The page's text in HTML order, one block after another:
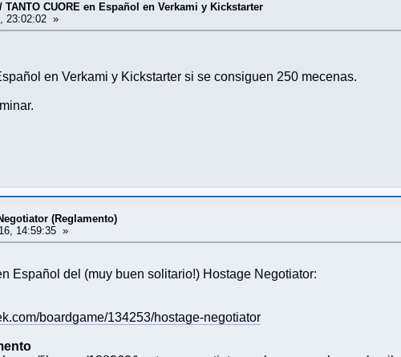
/TANTO CUORE en Español en Verkami y Kickstarter
23:02:02 »
en Verkami y Kickstarter si se consiguen 250 mecenas.
(Reglamento)
14:59:35 »
Español del (muy buen solitario!) Hostage Negotiator:
boardgame/134253/hostage-negotiator